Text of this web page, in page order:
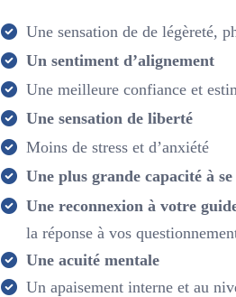
Une sensation de de légèreté,
Un sentiment d’alignement
Une meilleure confiance et
Une sensation de liberté
Moins de stress et d’anxiété
Une plus grande capacité à
Une reconnexion à votre
la réponse à vos
Une acuité mentale
Un apaisement interne et au